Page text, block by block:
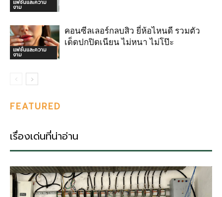
แฟชั่นและความ
งาม
แฟชั่นและความ
งาม
คอนซีลเลอร์กลบสิว ยี่ห้อไหนดี รวมตัว
เด็ดปกปิดเนียน ไม่หนา ไม่โป๊ะ
FEATURED
เรื่องเด่นที่น่าอ่าน